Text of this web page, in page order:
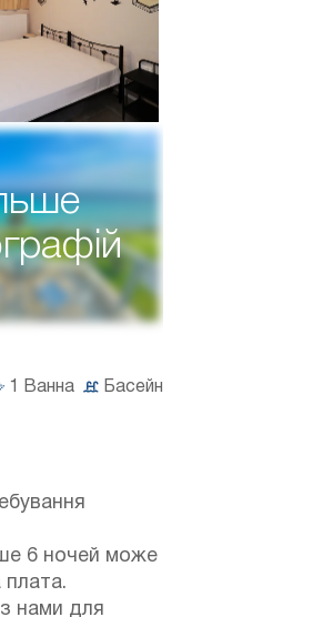
1 Ванна Басейн
6 ночей може
плата.
нами для